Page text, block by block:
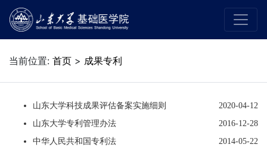
当前位置: 首页 > 成果专利
山东大学科技成果评估备案实施细则
2020-04-12
山东大学专利管理办法
2016-12-28
中华人民共和国专利法
2014-05-22